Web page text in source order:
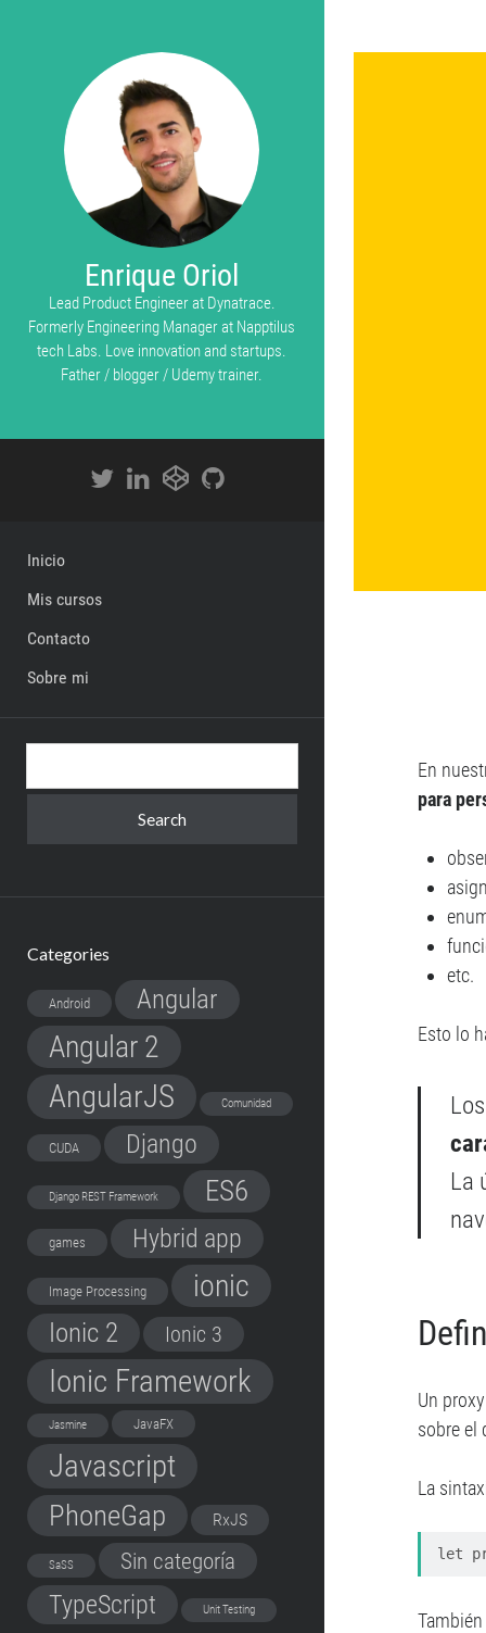
Enrique Oriol
Lead Product Engineer at Dynatrace.
Formerly Engineering Manager at Napptilus
tech Labs. Love innovation and startups.
Father / blogger / Udemy trainer.
Inicio
Mis cursos
Contacto
Sobre mi
Categories
Android Angular
Angular 2
AngularJS Comunidad
CUDA Django
Django REST Framework ES6
games Hybrid app
Image Processing ionic
Ionic 2 Ionic 3
Ionic Framework
Jasmine JavaFX
Javascript
PhoneGap RxJS
SaSS Sin categoría
TypeScript Unit Testing
En
para
etc.
Esto lo
La
Un
sobre el
La
let